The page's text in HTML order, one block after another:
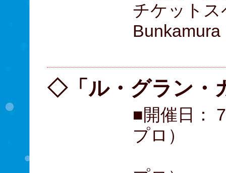
チケット
◇「ル・グラン・
■開催日：
プロ）